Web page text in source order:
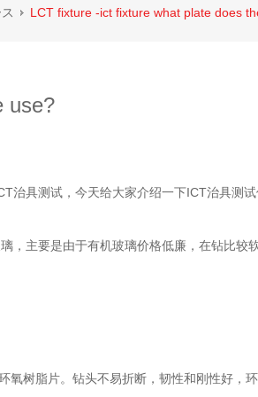
LCT fixture -ict fixture what plate does
use?
治具测试，今天给大家介绍一下ICT治具测试
，主要是由于有机玻璃价格低廉，在钻比较
树脂片。钻头不易折断，韧性和刚性好，